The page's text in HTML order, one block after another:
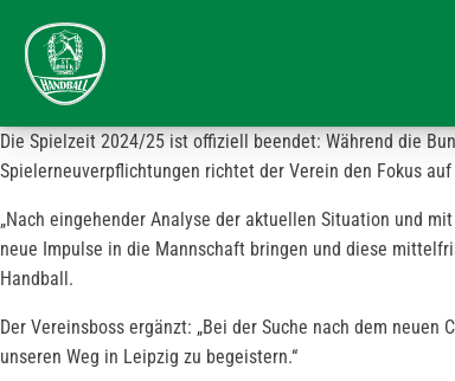
Die Spielzeit 2024/25 ist offiziell beendet: Während die
Spielerneuverpflichtungen richtet der Verein den Fokus
„Nach eingehender Analyse der aktuellen Situation und
neue Impulse in die Mannschaft bringen und diese
Handball.
Der Vereinsboss ergänzt: „Bei der Suche nach dem
unseren Weg in Leipzig zu begeistern.“